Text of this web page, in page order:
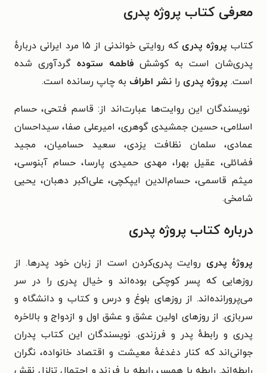
معرفی کتاب پروژه پدری
کتاب پروژه پدری
که روایتی خواندنی از ۱۵ مرد ایرانی درباره‌ٔ
پدری‌شان است به کوشش فاطمه ستوده گردآوری شده
است. پروژه پدری را نشر اطراف به چاپ رسانده است.
نویسندگان این روایت‌ها عبارت‌اند از: قاسم فتحی، حسام
اسلامی، حسین جمشیدی گوهری، امیرعلی صفا، سیداحسان
عمادی، سلمان نظافت یزدی، سعید حسامیان، مجید
فضائلی، عقیل بهرا، مهدی حمیدی پارسا، حسام آبنوسی،
میثم قاسمی، حسام‌الدین ایپکچی، علی‌اکبر دهبان، یحیی
شامخی.
درباره کتاب پروژه پدری
پروژه‌ٔ پدری روایت پدری‌کردن است از زبان خود پدرها. از
روزهایی که پسر کوچکی‌ بوده‌اند و خیال پدری را در سر
می‌پرورانده‌اند. از روزهای بلوغ و درس و کتاب و دانشگاه و
سربازی. از روزهای اولین عشق و عشق اول و ازدواج و بالاخره
پدری و رابطه‌ٔ پدر و فرزندی. نویسندگان این کتاب پدران
جوانی‌اند که کنار دغدغه‌ٔ معیشت و اقتصاد خانواده، نگران